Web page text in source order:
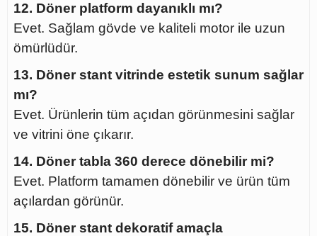
12. Döner platform dayanıklı mı?
Evet. Sağlam gövde ve kaliteli motor ile uzun
ömürlüdür.
13. Döner stant vitrinde estetik sunum sağlar
mı?
Evet. Ürünlerin tüm açıdan görünmesini sağlar
ve vitrini öne çıkarır.
14. Döner tabla 360 derece dönebilir mi?
Evet. Platform tamamen dönebilir ve ürün tüm
açılardan görünür.
15. Döner stant dekoratif amaçla